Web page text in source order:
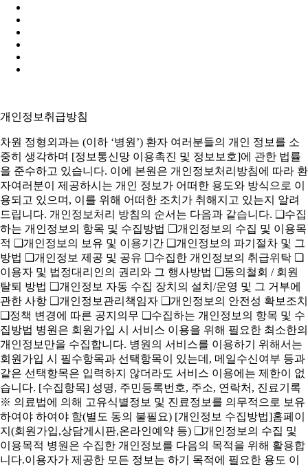
개인정보취급방침
차원 정형외과는 (이하 ‘병원’) 환자 여러분들의 개인 정보를 소
중히 생각하며 [정보통신망 이용촉진 및 정보보호]에 관한 법률
을 준수하고 있습니다. 이에 본원은 개인정보처리방침에 따라 환
자여러분이 제공하시는 개인 정보가 어떠한 용도와 방식으로 이
용되고 있으며, 이를 위해 어떠한 조치가 취해지고 있는지 알려
드립니다. 개인정보처리 방침의 순서는 다음과 같습니다. ❑수집
하는 개인정보의 항목 및 수집방법 ❑개인정보의 수집 및 이용목
적 ❑개인정보의 보유 및 이용기간 ❑개인정보의 파기절차 및 그
방법 ❑개인정보 제공 및 공유 ❑수집한 개인정보의 취급위탁 ❑
이용자 및 법정대리인의 권리와 그 행사방법 ❑동의철회 / 회원
탈퇴 방법 ❑개인정보 자동 수집 장치의 설치/운영 및 그 거부에
관한 사항 ❑개인정보관리책임자 ❑개인정보의 안전성 확보조치
❑정책 변경에 따른 공지의무 ❑수집하는 개인정보의 항목 및 수
집방법 병원은 회원가입 시 서비스 이용을 위해 필요한 최소한의
개인정보만을 수집합니다. 병원의 서비스를 이용하기 위해서는
회원가입 시 필수항목과 선택항목이 있는데, 메일수신여부 등과
같은 선택항목은 입력하지 않더라도 서비스 이용에는 제한이 없
습니다. [수집항목] 성명, 주민등록번호, 주소, 연락처, 진료기록
※ 의료법에 의해 고유식별정보 및 진료정보를 의무적으로 보유
하여야 하여야 함(별도 동의 불필요) [개인정보 수집방법]홈페이
지(회원가입,상담게시판,온라인예약 등) ❑개인정보의 수집 및
이용목적 병원은 수집한 개인정보를 다음의 목적을 위해 활용합
니다.이용자가 제공한 모든 정보는 하기 목적에 필요한 용도 이